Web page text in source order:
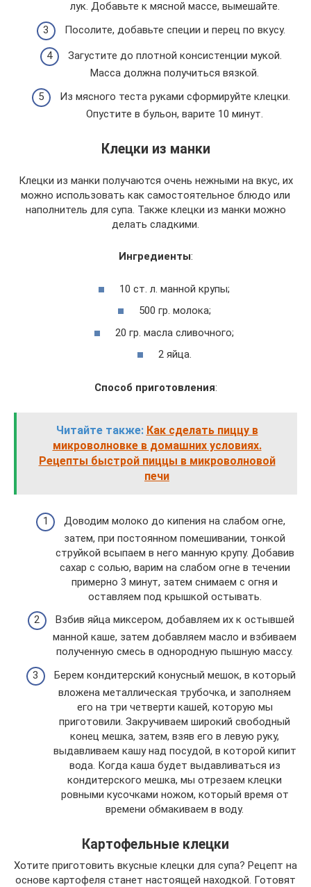
лук. Добавьте к мясной массе, вымешайте.
Посолите, добавьте специи и перец по вкусу.
Загустите до плотной консистенции мукой.
Масса должна получиться вязкой.
Из мясного теста руками сформируйте клецки.
Опустите в бульон, варите 10 минут.
Клецки из манки
Клецки из манки получаются очень нежными на вкус, их
можно использовать как самостоятельное блюдо или
наполнитель для супа. Также клецки из манки можно
делать сладкими.
Ингредиенты:
10 ст. л. манной крупы;
500 гр. молока;
20 гр. масла сливочного;
2 яйца.
Способ приготовления:
Читайте также: Как сделать пиццу в
микроволновке в домашних условиях.
Рецепты быстрой пиццы в микроволновой
печи
Доводим молоко до кипения на слабом огне,
затем, при постоянном помешивании, тонкой
струйкой всыпаем в него манную крупу. Добавив
сахар с солью, варим на слабом огне в течении
примерно 3 минут, затем снимаем с огня и
оставляем под крышкой остывать.
Взбив яйца миксером, добавляем их к остывшей
манной каше, затем добавляем масло и взбиваем
полученную смесь в однородную пышную массу.
Берем кондитерский конусный мешок, в который
вложена металлическая трубочка, и заполняем
его на три четверти кашей, которую мы
приготовили. Закручиваем широкий свободный
конец мешка, затем, взяв его в левую руку,
выдавливаем кашу над посудой, в которой кипит
вода. Когда каша будет выдавливаться из
кондитерского мешка, мы отрезаем клецки
ровными кусочками ножом, который время от
времени обмакиваем в воду.
Картофельные клецки
Хотите приготовить вкусные клецки для супа? Рецепт на
основе картофеля станет настоящей находкой. Готовят